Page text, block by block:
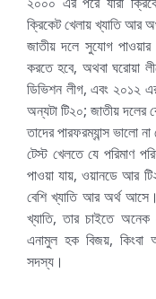
ক্রিকেট খেলায় খ্যাতি আর
জাতীয় দলে সুযোগ পাওয়ার
করতে হবে, অথবা ঘরোয়া
ডিভিশন লীগ, এবং ২০১২
অন্যটা টি২০; জাতীয় দলের
তাদের পারফরম্যান্স ভালো না
টেস্ট খেলতে যে পরিমাণ
পাওয়া যায়, ওয়ানডে আর
বেশি খ্যাতি আর অর্থ
খ্যাতি, তার চাইতে অনেক
এনামুল হক বিজয়, কিংবা
সদস্য।